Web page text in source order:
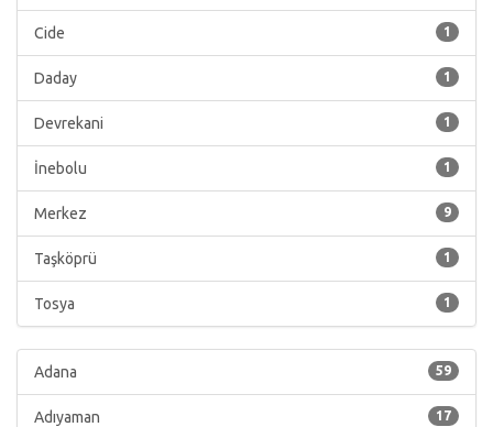
1
Cide
1
Daday
1
Devrekani
1
İnebolu
9
Merkez
1
Taşköprü
1
Tosya
59
Adana
17
Adıyaman